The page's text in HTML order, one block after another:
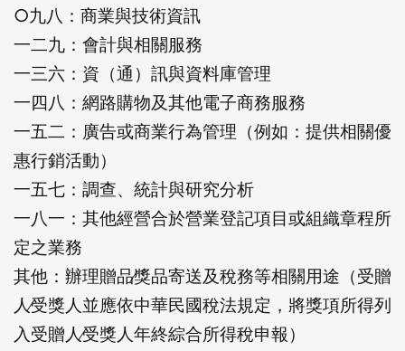
○九八：商業與技術資訊
一二九：會計與相關服務
一三六：資（通）訊與資料庫管理
一四八：網路購物及其他電子商務服務
一五二：廣告或商業行為管理（例如：提供相關優
惠行銷活動）
一五七：調查、統計與研究分析
一八一：其他經營合於營業登記項目或組織章程所
定之業務
其他：辦理贈品∕獎品寄送及稅務等相關用途（受贈
人∕受獎人並應依中華民國稅法規定，將獎項所得列
入受贈人∕受獎人年終綜合所得稅申報）
登出